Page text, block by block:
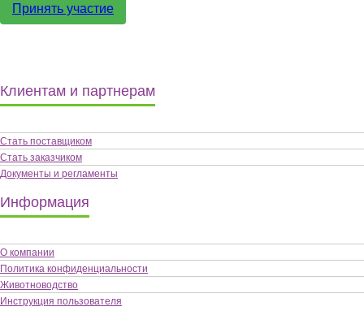
Принять участие
Клиентам и партнерам
Стать поставщиком
Стать заказчиком
Документы и регламенты
Информация
О компании
Политика конфиденциальности
Животноводство
Инструкция пользователя